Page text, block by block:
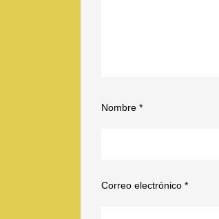
Nombre *
Correo electrónico *